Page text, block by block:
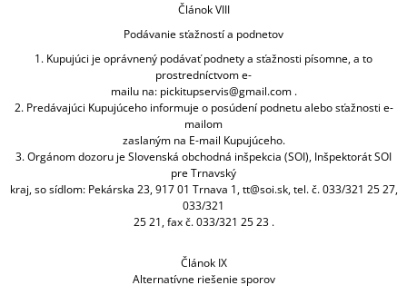
Článok VIII
Podávanie sťažností a podnetov
1. Kupujúci je oprávnený podávať podnety a sťažnosti písomne, a to
prostredníctvom e-
mailu na: pickitupservis@gmail.com .
2. Predávajúci Kupujúceho informuje o posúdení podnetu alebo sťažnosti e-
mailom
zaslaným na E-mail Kupujúceho.
3. Orgánom dozoru je Slovenská obchodná inšpekcia (SOI), Inšpektorát SOI
pre Trnavský
kraj, so sídlom: Pekárska 23, 917 01 Trnava 1, tt@soi.sk, tel. č. 033/321 25 27,
033/321
25 21, fax č. 033/321 25 23 .
Článok IX
Alternatívne riešenie sporov